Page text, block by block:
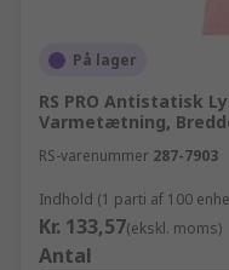
På lager
RS PRO Antistatisk
Varmetætning,
RS-varenummer 287-7903
Indhold (1 parti af 100
Kr. 133,57(ekskl. moms)
Antal